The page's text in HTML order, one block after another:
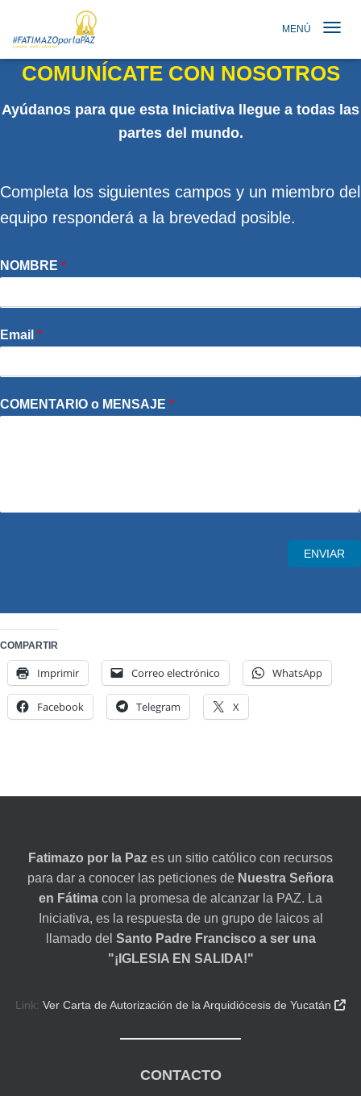
MENÚ
COMUNÍCATE CON NOSOTROS
Ayúdanos para que esta Iniciativa llegue a todas las
partes del mundo.
Completa los siguientes campos y un miembro del
equipo responderá a la brevedad posible.
NOMBRE *
Email *
COMENTARIO o MENSAJE *
ENVIAR
COMPARTIR
Imprimir Correo electrónico WhatsApp
Facebook Telegram X
Fatimazo por la Paz es un sitio católico con recursos
para dar a conocer las peticiones de Nuestra Señora
en Fátima con la promesa de alcanzar la PAZ. La
Iniciativa, es la respuesta de un grupo de laicos al
llamado del Santo Padre Francisco a ser una
"¡IGLESIA EN SALIDA!"
Link: Ver Carta de Autorización de la Arquidiócesis de Yucatán 
CONTACTO